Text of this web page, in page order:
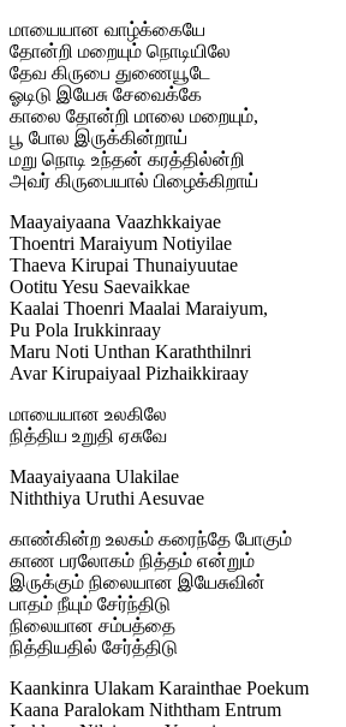
மாயையான வாழ்க்கையே
தோன்றி மறையும் நொடியிலே
தேவ கிருபை துணையூடே
ஓடிடு இயேசு சேவைக்கே
காலை தோன்றி மாலை மறையும்,
பூ போல இருக்கின்றாய்
மறு நொடி உந்தன் கரத்தில்ன்றி
அவர் கிருபையால் பிழைக்கிறாய்
Maayaiyaana Vaazhkkaiyae
Thoentri Maraiyum Notiyilae
Thaeva Kirupai Thunaiyuutae
Ootitu Yesu Saevaikkae
Kaalai Thoenri Maalai Maraiyum,
Pu Pola Irukkinraay
Maru Noti Unthan Karaththilnri
Avar Kirupaiyaal Pizhaikkiraay
மாயையான உலகிலே
நித்திய உறுதி ஏசுவே
Maayaiyaana Ulakilae
Niththiya Uruthi Aesuvae
காண்கின்ற உலகம் கரைந்தே போகும்
காண பரலோகம் நித்தம் என்றும்
இருக்கும் நிலையான இயேசுவின்
பாதம் நீயும் சேர்ந்திடு
நிலையான சம்பத்தை
நித்தியதில் சேர்த்திடு
Kaankinra Ulakam Karainthae Poekum
Kaana Paralokam Niththam Entrum